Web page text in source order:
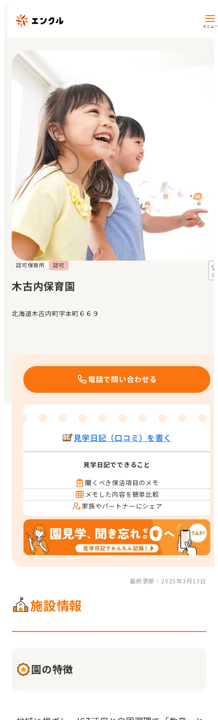
メニュー
保育園・幼稚園を探す
地図から探す
地域から探す
マイページ
閲覧履歴
お気に入り
見学日記
メッセージ
おすすめの園
エンクルの特徴と活用方法
認可保育所 認可
木古内保育園
北海道木古内町字本町６６９
電話で問い合わせる
見学日記（口コミ）を書く
見学日記でできること
聞くべき保活項目のメモ
メモした内容を簡単比較
家族やパートナーにシェア
最終更新：2025年3月13日
施設情報
園の特徴